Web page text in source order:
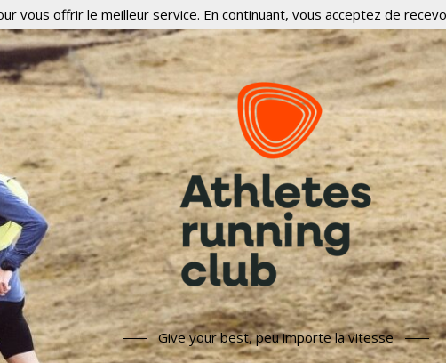
Give your best, peu importe la vitesse
vous offrir le meilleur service. En continuant, vous acceptez de